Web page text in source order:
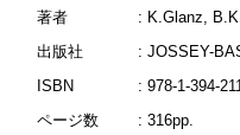
著者
: K.Glanz,
出版社
: JOSSEY-
ISBN
: 978-1-394-
ページ数
: 316pp.